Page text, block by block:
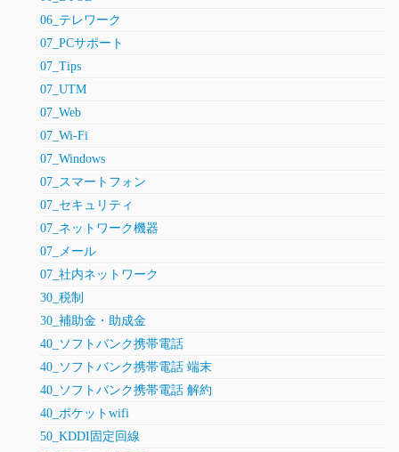
06_テレワーク
07_PCサポート
07_Tips
07_UTM
07_Web
07_Wi-Fi
07_Windows
07_スマートフォン
07_セキュリティ
07_ネットワーク機器
07_メール
07_社内ネットワーク
30_税制
30_補助金・助成金
40_ソフトバンク携帯電話
40_ソフトバンク携帯電話 端末
40_ソフトバンク携帯電話 解約
40_ポケットwifi
50_KDDI固定回線